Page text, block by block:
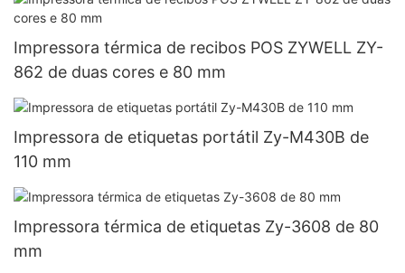
Impressora térmica de recibos POS ZYWELL ZY-
862 de duas cores e 80 mm
Impressora de etiquetas portátil Zy-M430B de
110 mm
Impressora térmica de etiquetas Zy-3608 de 80
mm